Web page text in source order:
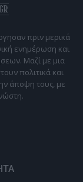
πριν μερικά
ενημέρωση και
Μαζί με μια
πολιτικά και
άποψη τους, με